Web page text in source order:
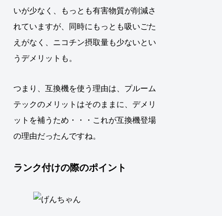
いが少なく、もっとも有害物質が削減さ
れていますが、同時にもっとも吸いごた
えがなく、ニコチン摂取量も少ないとい
うデメリットも。
つまり、互換機を使う理由は、プルーム
テックのメリットはそのままに、デメリ
ットを補うため・・・これが互換機登場
の理由だったんですね。
ランク付けの際のポイント